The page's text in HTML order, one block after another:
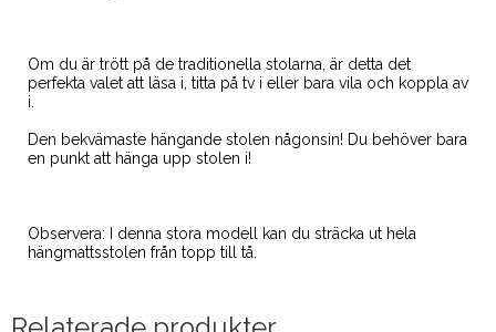
Om du är trött på de traditionella stolarna, är detta det
perfekta valet att läsa i, titta på tv i eller bara vila och koppla av
i.
Den bekvämaste hängande stolen någonsin! Du behöver bara
en punkt att hänga upp stolen i!
Observera: I denna stora modell kan du sträcka ut hela
hängmattsstolen från topp till tå.